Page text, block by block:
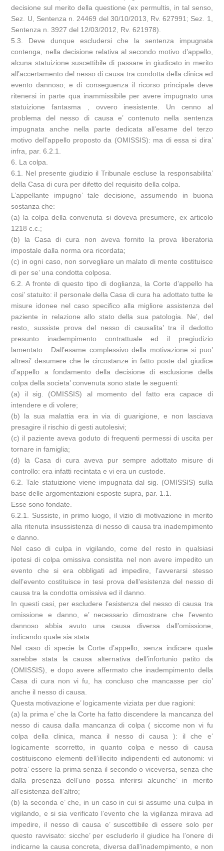
decisione sul merito della questione (ex permultis, in tal senso,
Sez. U, Sentenza n. 24469 del 30/10/2013, Rv. 627991; Sez. 1,
Sentenza n. 3927 del 12/03/2012, Rv. 621978).
5.3. Deve dunque escludersi che la sentenza impugnata
contenga, nella decisione relativa al secondo motivo d’appello,
alcuna statuizione suscettibile di passare in giudicato in merito
all’accertamento del nesso di causa tra condotta della clinica ed
evento dannoso; e di conseguenza il ricorso principale deve
ritenersi in parte qua inammissibile per avere impugnato una
statuizione fantasma , ovvero inesistente. Un cenno al
problema del nesso di causa e’ contenuto nella sentenza
impugnata anche nella parte dedicata all’esame del terzo
motivo dell’appello proposto da (OMISSIS): ma di essa si dira’
infra, par. 6.2.1.
6. La colpa.
6.1. Nel presente giudizio il Tribunale escluse la responsabilita’
della Casa di cura per difetto del requisito della colpa.
L’appellante impugno’ tale decisione, assumendo in buona
sostanza che:
(a) la colpa della convenuta si doveva presumere, ex articolo
1218 c.c.;
(b) la Casa di cura non aveva fornito la prova liberatoria
impostale dalla norma ora ricordata;
(c) in ogni caso, non sorvegliare un malato di mente costituisce
di per se’ una condotta colposa.
6.2. A fronte di questo tipo di doglianza, la Corte d’appello ha
cosi’ statuito: il personale della Casa di cura ha adottato tutte le
misure idonee nel caso specifico alla migliore assistenza del
paziente in relazione allo stato della sua patologia. Ne’, del
resto, sussiste prova del nesso di causalita’ tra il dedotto
presunto inadempimento contrattuale ed il pregiudizio
lamentato . Dall’esame complessivo della motivazione si puo’
altresi’ desumere che le circostanze in fatto poste dal giudice
d’appello a fondamento della decisione di esclusione della
colpa della societa’ convenuta sono state le seguenti:
(a) il sig. (OMISSIS) al momento del fatto era capace di
intendere e di volere;
(b) la sua malattia era in via di guarigione, e non lasciava
presagire il rischio di gesti autolesivi;
(c) il paziente aveva goduto di frequenti permessi di uscita per
tornare in famiglia;
(d) la Casa di cura aveva pur sempre adottato misure di
controllo: era infatti recintata e vi era un custode.
6.2. Tale statuizione viene impugnata dal sig. (OMISSIS) sulla
base delle argomentazioni esposte supra, par. 1.1.
Esse sono fondate.
6.2.1. Sussiste, in primo luogo, il vizio di motivazione in merito
alla ritenuta insussistenza di nesso di causa tra inadempimento
e danno.
Nel caso di culpa in vigilando, come del resto in qualsiasi
ipotesi di colpa omissiva consistita nel non avere impedito un
evento che si era obbligati ad impedire, l’avverarsi stesso
dell’evento costituisce in tesi prova dell’esistenza del nesso di
causa tra la condotta omissiva ed il danno.
In questi casi, per escludere l’esistenza del nesso di causa tra
omissione e danno, e’ necessario dimostrare che l’evento
dannoso abbia avuto una causa diversa dall’omissione,
indicando quale sia stata.
Nel caso di specie la Corte d’appello, senza indicare quale
sarebbe stata la causa alternativa dell’infortunio patito da
(OMISSIS), e dopo avere affermato che inadempimento della
Casa di cura non vi fu, ha concluso che mancasse per cio’
anche il nesso di causa.
Questa motivazione e’ logicamente viziata per due ragioni:
(a) la prima e’ che la Corte ha fatto discendere la mancanza del
nesso di causa dalla mancanza di colpa ( siccome non vi fu
colpa della clinica, manca il nesso di causa ): il che e’
logicamente scorretto, in quanto colpa e nesso di causa
costituiscono elementi dell’illecito indipendenti ed autonomi: vi
potra’ essere la prima senza il secondo o viceversa, senza che
dalla presenza dell’uno possa inferirsi alcunche’ in merito
all’esistenza dell’altro;
(b) la seconda e’ che, in un caso in cui si assume una culpa in
vigilando, e si sia verificato l’evento che la vigilanza mirava ad
impedire, il nesso di causa e’ suscettibile di essere solo per
questo ravvisato: sicche’ per escluderlo il giudice ha l’onere di
indicarne la causa concreta, diversa dall’inadempimento, e non